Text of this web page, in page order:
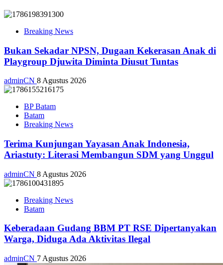
Breaking News
Bukan Sekadar NPSN, Dugaan Kekerasan Anak di
Playgroup Djuwita Diminta Diusut Tuntas
adminCN 8 Agustus 2026
BP Batam
Batam
Breaking News
Terima Kunjungan Yayasan Anak Indonesia,
Ariastuty: Literasi Membangun SDM yang Unggul
adminCN 8 Agustus 2026
Breaking News
Batam
Keberadaan Gudang BBM PT RSE Dipertanyakan
Warga, Diduga Ada Aktivitas Ilegal
adminCN 7 Agustus 2026